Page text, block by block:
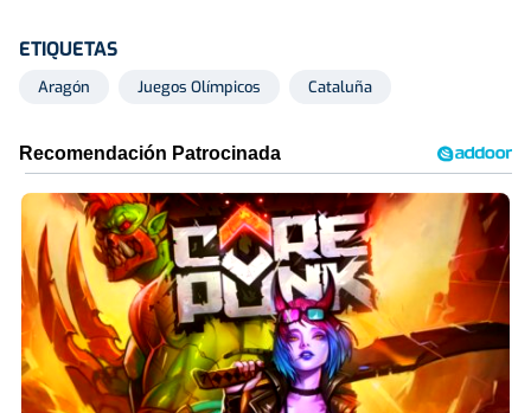
ETIQUETAS
Aragón Juegos Olímpicos Cataluña